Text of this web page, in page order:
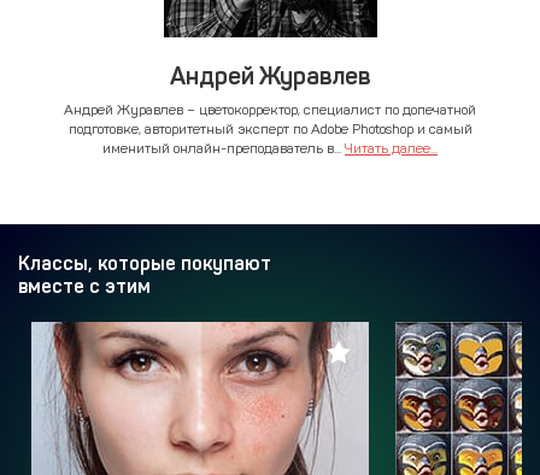
Андрей Журавлев
Андрей Журавлев – цветокорректор, специалист по допечатной
подготовке, авторитетный эксперт по Adobe Photoshop и самый
именитый онлайн-преподаватель в... Читать далее...
Классы, которые покупают
вместе с этим